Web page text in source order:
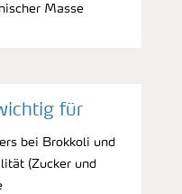
Masse
für
bei Brokkoli und
(Zucker und